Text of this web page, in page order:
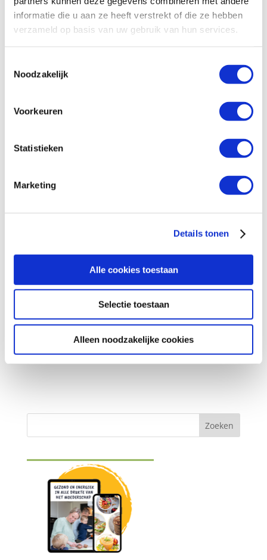
informatie die u aan ze heeft verstrekt of die ze hebben
verzameld op basis van uw gebruik van hun services.
Noodzakelijk
Voorkeuren
Statistieken
Marketing
Details tonen
Alle cookies toestaan
Selectie toestaan
Alleen noodzakelijke cookies
Reactie verzenden
Je e-mailadres wordt niet gepubliceerd.